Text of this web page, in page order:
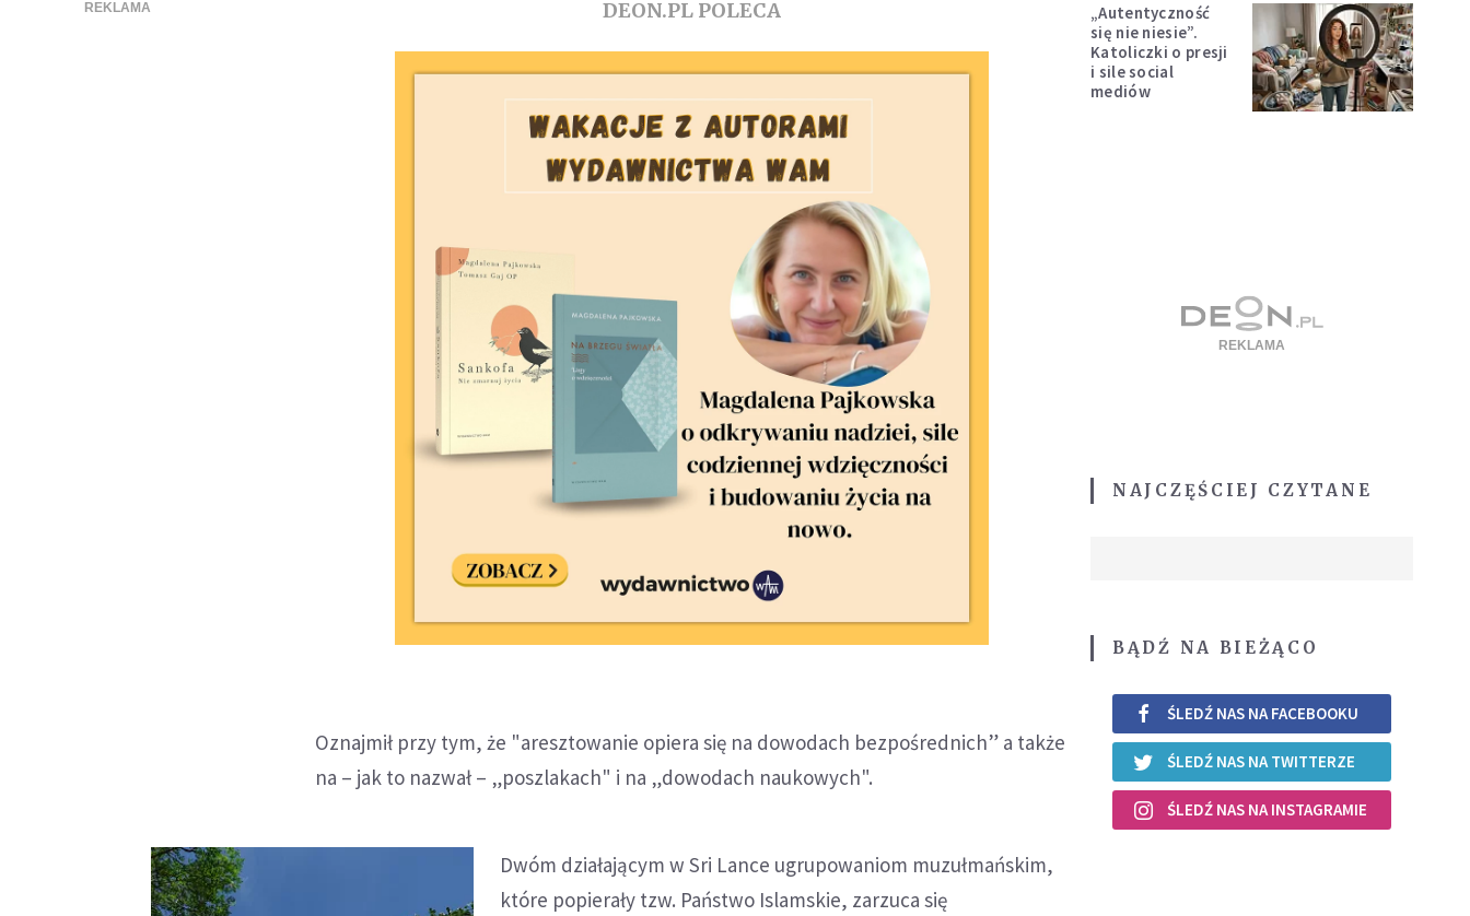
DEON.PL POLECA
Oznajmił przy tym, że "aresztowanie opiera się na dowodach bezpośrednich” a także
na – jak to nazwał – „poszlakach" i na „dowodach naukowych".
Dwóm działającym w Sri Lance ugrupowaniom muzułmańskim,
które popierały tzw. Państwo Islamskie, zarzuca się
„Autentyczność
się nie niesie”.
Katoliczki o presji
i sile social
mediów
NAJCZĘŚCIEJ CZYTANE
BĄDŹ NA BIEŻĄCO
ŚLEDŹ NAS NA FACEBOOKU
ŚLEDŹ NAS NA TWITTERZE
ŚLEDŹ NAS NA INSTAGRAMIE